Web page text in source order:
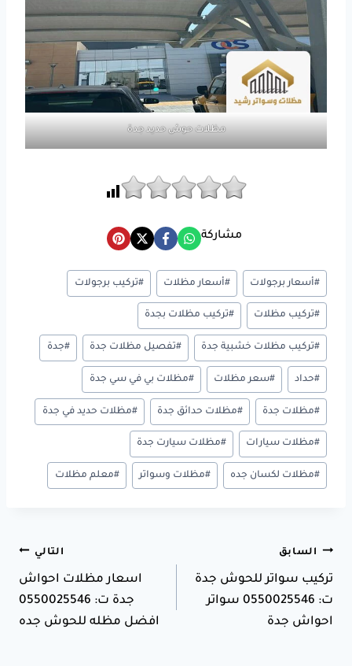
مظلات حوش حديد جدة
مشاركة
وسوم
المقال:
#أسعار برجولات #أسعار مظلات #تركيب برجولات
#تركيب مظلات #تركيب مظلات بجدة
#تركيب مظلات خشبية جدة #تفصيل مظلات جدة #جدة
#حداد #سعر مظلات #مظلات بي في سي جدة
#مظلات جدة #مظلات حدائق جدة #مظلات حديد في جدة
#مظلات سيارات #مظلات سيارت جدة
#مظلات لكسان جده #مظلات وسواتر #معلم مظلات
تصفّح
المقالات
السابق
تركيب سواتر للحوش جدة
ت: 0550025546 سواتر
احواش جدة
التالي
اسعار مظلات احواش
جدة ت: 0550025546
افضل مظله للحوش جده